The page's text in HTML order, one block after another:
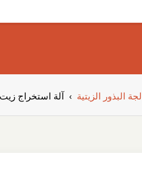
البذور الزيتية ›آلة استخراج زيت